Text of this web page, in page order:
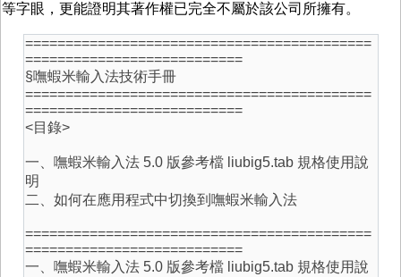
等字眼，更能證明其著作權已完全不屬於該公司所擁有。
===========================================
===========================
§嘸蝦米輸入法技術手冊
===========================================
===========================
<目錄>
一、嘸蝦米輸入法 5.0 版參考檔 liubig5.tab 規格使用說
明
二、如何在應用程式中切換到嘸蝦米輸入法
===========================================
===========================
一、嘸蝦米輸入法 5.0 版參考檔 liubig5.tab 規格使用說